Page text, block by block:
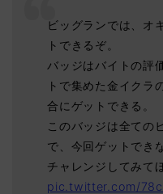
ビッグランでは、オ
トできるぞ。
バッジはバイトの評
トで集めた金イクラ
合にゲットできる。
このバッジは全ての
で、今回ゲットでき
チャレンジしてみて
pic.twitter.com/